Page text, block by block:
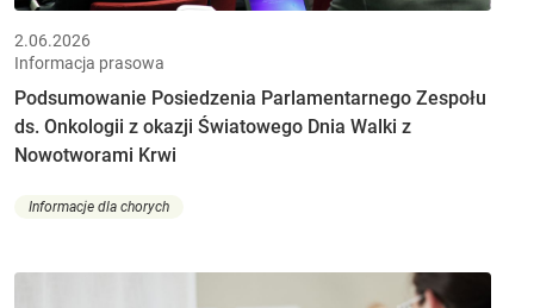
2.06.2026
Informacja prasowa
Podsumowanie Posiedzenia Parlamentarnego Zespołu
ds. Onkologii z okazji Światowego Dnia Walki z
Nowotworami Krwi
Informacje dla chorych